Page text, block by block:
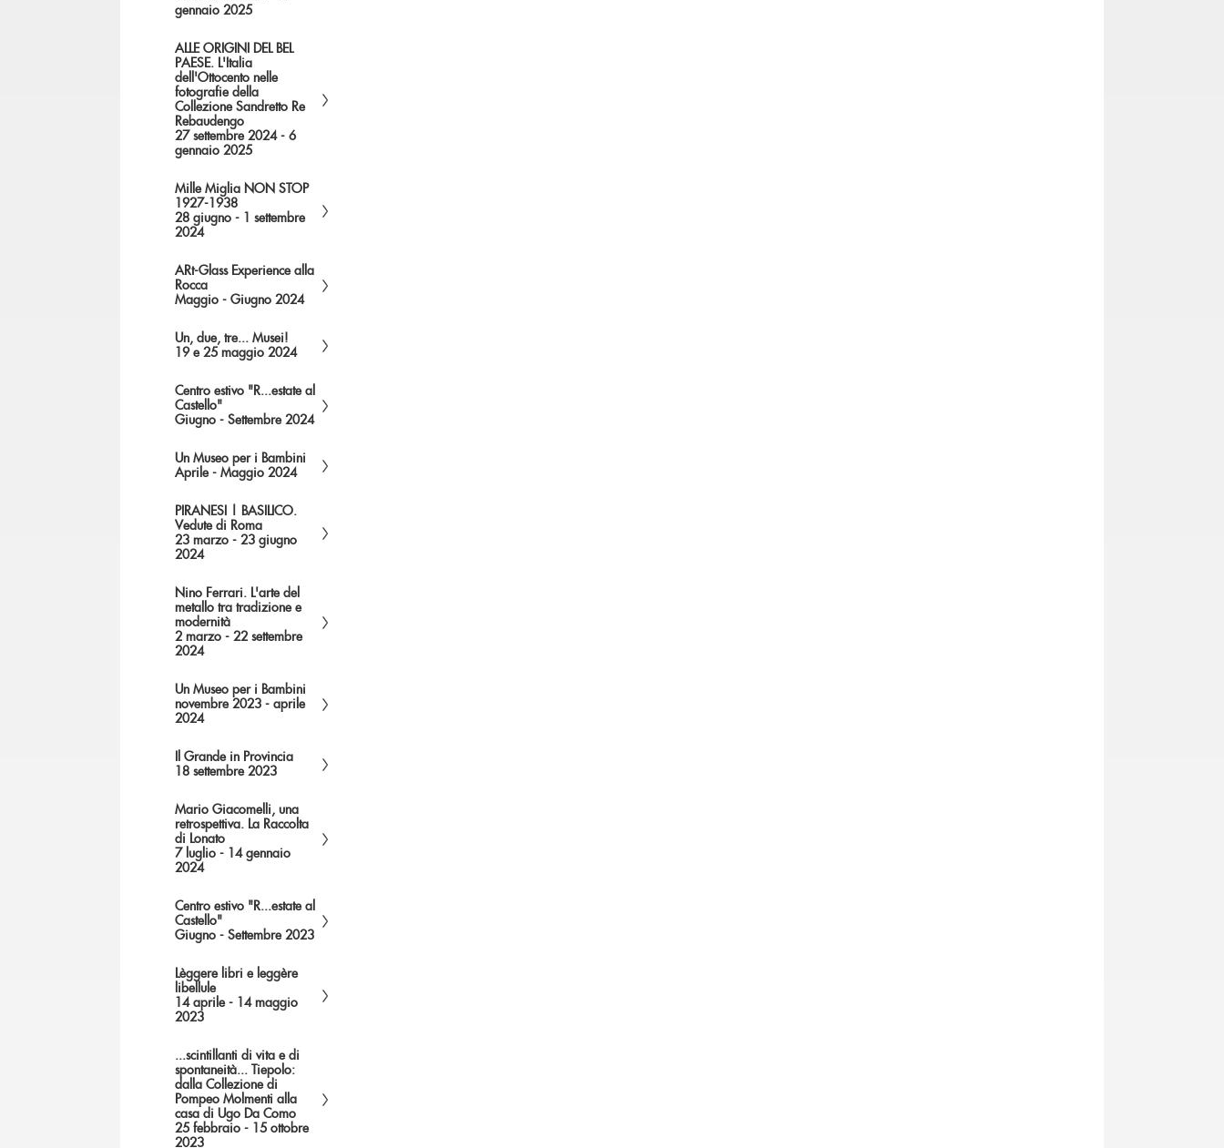
gennaio 2025
ALLE ORIGINI DEL BEL
PAESE. L'Italia
dell'Ottocento nelle
fotografie della
Collezione Sandretto Re
Rebaudengo
27 settembre 2024 - 6
gennaio 2025
Mille Miglia NON STOP
1927-1938
28 giugno - 1 settembre
2024
ARt-Glass Experience alla
Rocca
Maggio - Giugno 2024
Un, due, tre... Musei!
19 e 25 maggio 2024
Centro estivo "R...estate al
Castello"
Giugno - Settembre 2024
Un Museo per i Bambini
Aprile - Maggio 2024
PIRANESI | BASILICO.
Vedute di Roma
23 marzo - 23 giugno
2024
Nino Ferrari. L'arte del
metallo tra tradizione e
modernità
2 marzo - 22 settembre
2024
Un Museo per i Bambini
novembre 2023 - aprile
2024
Il Grande in Provincia
18 settembre 2023
Mario Giacomelli, una
retrospettiva. La Raccolta
di Lonato
7 luglio - 14 gennaio
2024
Centro estivo "R...estate al
Castello"
Giugno - Settembre 2023
Lèggere libri e leggère
libellule
14 aprile - 14 maggio
2023
...scintillanti di vita e di
spontaneità... Tiepolo:
dalla Collezione di
Pompeo Molmenti alla
casa di Ugo Da Como
25 febbraio - 15 ottobre
2023